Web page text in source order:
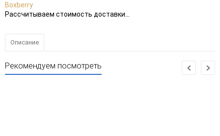
Boxberry
Рассчитываем стоимость доставки...
Описание
Рекомендуем посмотреть